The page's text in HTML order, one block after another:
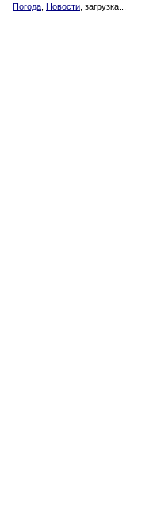
Погода Новости , загрузка...